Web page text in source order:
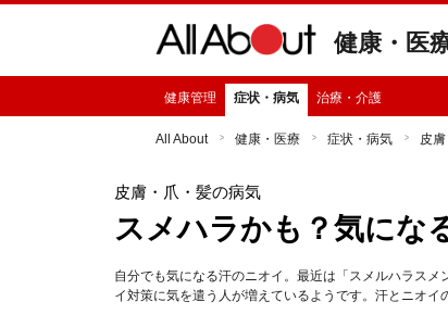
健康・医
健康管理 症状・病気 治療・介護
All About 健康・医療 症状・病気 皮
皮膚・爪・髪の病気
スメハラかも？気にな
自分でも気になる汗のニオイ。最近は「スメルハラス
イ対策に気を遣う人が増えているようです。汗とニオ